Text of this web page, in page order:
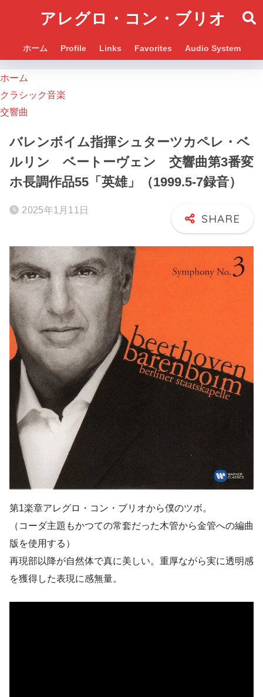
アレグロ・コン・ブリオ
ホーム Profile Links Favorites Audio System
ホーム
クラシック音楽
交響曲
バレンボイム指揮シュターツカペレ・ベ
ルリン ベートーヴェン 交響曲第3番変
ホ長調作品55「英雄」（1999.5-7録音）
2025年1月11日
第1楽章アレグロ・コン・ブリオから僕のツボ。
（コーダ主題もかつての常套だった木管から金管への編曲
版を使用する）
再現部以降が自然体で真に美しい。重厚ながら実に透明感
を獲得した表現に感無量。